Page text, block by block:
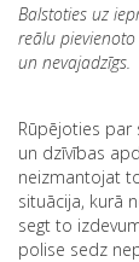
Balstoties uz
reālu
un nevajadzīgs.
Rūpējoties par
un dzīvības
neizmantojat
situācija, kurā
segt to
polise sedz